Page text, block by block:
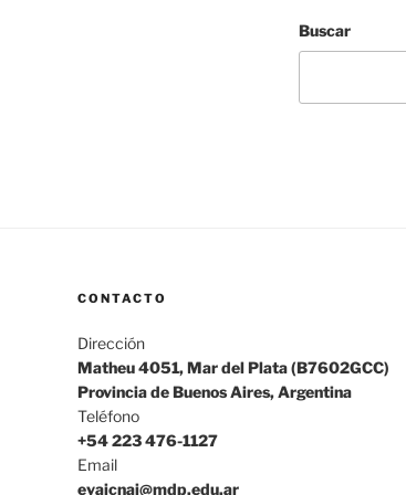
Buscar
CONTACTO
Dirección
Matheu 4051, Mar del Plata (B7602GCC)
Provincia de Buenos Aires, Argentina
Teléfono
+54 223 476-1127
Email
evaicnai@mdp.edu.ar